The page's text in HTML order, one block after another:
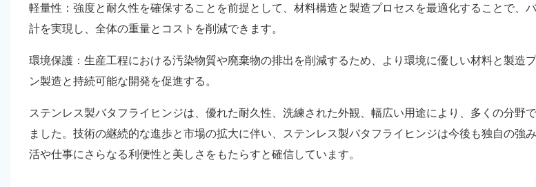
軽量性：強度と耐久性を確保することを前提として、材料構造と製造プロセスを最適化することで、
計を実現し、全体の重量とコストを削減できます。
環境保護：生産工程における汚染物質や廃棄物の排出を削減するため、より環境に優しい材料と製造
ン製造と持続可能な開発を促進する。
ステンレス製バタフライヒンジは、優れた耐久性、洗練された外観、幅広い用途により、多くの分野
ました。技術の継続的な進歩と市場の拡大に伴い、ステンレス製バタフライヒンジは今後も独自の強
活や仕事にさらなる利便性と美しさをもたらすと確信しています。